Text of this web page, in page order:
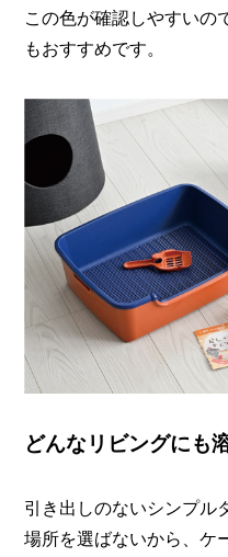
この色が確認しやすいの
もおすすめです。
どんなリビングにも
引き出しのないシンプル
場所を選ばないから、